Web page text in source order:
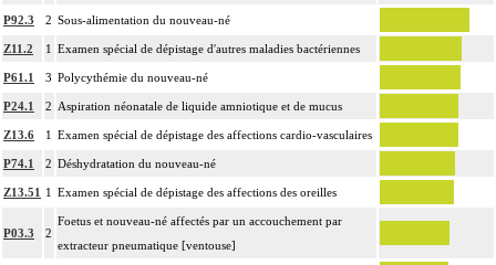
P92.3 2 Sous-alimentation du nouveau-né
Z11.2 1 Examen spécial de dépistage d'autres maladies bactériennes
P61.1 3 Polycythémie du nouveau-né
P24.1 2 Aspiration néonatale de liquide amniotique et de mucus
Z13.6 1 Examen spécial de dépistage des affections cardio-vasculaires
P74.1 2 Déshydratation du nouveau-né
Z13.51 1 Examen spécial de dépistage des affections des oreilles
P03.3 2
Foetus et nouveau-né affectés par un accouchement par
extracteur pneumatique [ventouse]